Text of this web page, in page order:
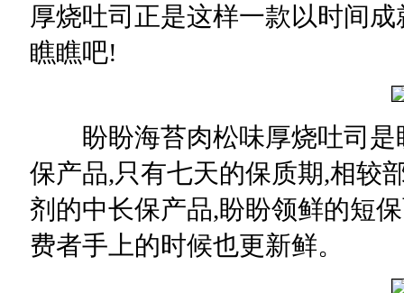
厚烧吐司正是这样一款以时间
瞧瞧吧!
盼盼海苔肉松味厚烧吐司是
保产品,只有七天的保质期,相较
剂的中长保产品,盼盼领鲜的短
费者手上的时候也更新鲜。